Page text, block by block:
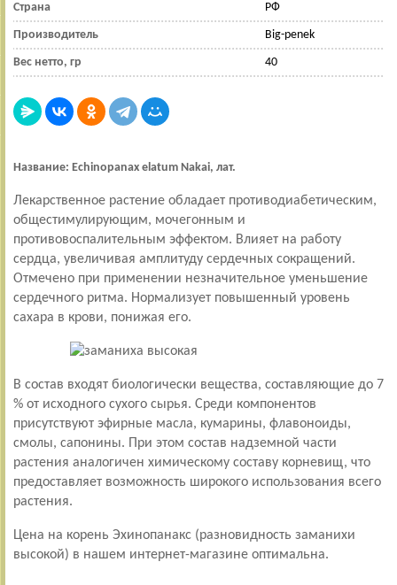
Страна РФ
Производитель Big-penek
Вес нетто, гр 40
Название: Echinopanax elatum Nakai, лат.
Лекарственное растение обладает противодиабетическим,
общестимулирующим, мочегонным и
противовоспалительным эффектом. Влияет на работу
сердца, увеличивая амплитуду сердечных сокращений.
Отмечено при применении незначительное уменьшение
сердечного ритма. Нормализует повышенный уровень
сахара в крови, понижая его.
В состав входят биологически вещества, составляющие до 7
% от исходного сухого сырья. Среди компонентов
присутствуют эфирные масла, кумарины, флавоноиды,
смолы, сапонины. При этом состав надземной части
растения аналогичен химическому составу корневищ, что
предоставляет возможность широкого использования всего
растения.
Цена на корень Эхинопанакс (разновидность заманихи
высокой) в нашем интернет-магазине оптимальна.